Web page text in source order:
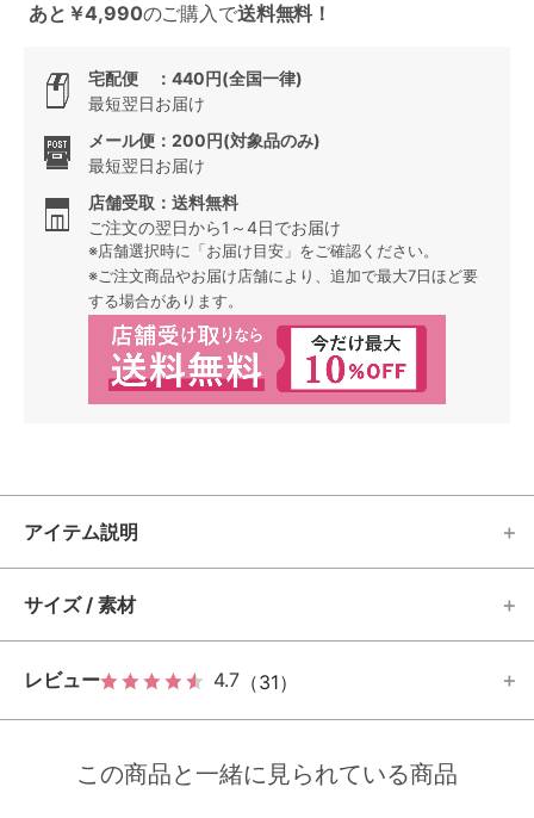
検索を閉じる
あと￥4,990のご購入で送料無料！
宅配便 ：440円(全国一律)
最短翌日お届け
メール便：200円(対象品のみ)
最短翌日お届け
店舗受取：送料無料
ご注文の翌日から1～4日でお届け
※店舗選択時に「お届け目安」をご確認ください。
※ご注文商品やお届け店舗により、追加で最大7日ほど要
する場合があります。
アイテム説明
サイズ / 素材
レビュー 4.7 （31）
この商品と一緒に見られている商品